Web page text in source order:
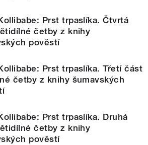
Prst trpaslíka. Čtvrtá
četby z knihy
pověstí
Prst trpaslíka. Třetí část
četby z knihy šumavských
Prst trpaslíka. Druhá
četby z knihy
pověstí